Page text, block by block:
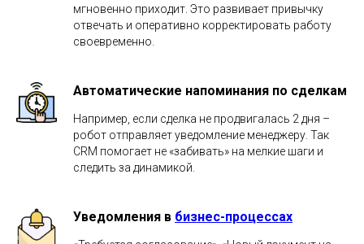
мгновенно приходит. Это развивает привычку
отвечать и оперативно корректировать работу
своевременно.
Автоматические напоминания по сделкам
Например, если сделка не продвигалась 2 дня –
робот отправляет уведомление менеджеру. Так
CRM помогает не «забивать» на мелкие шаги и
следить за динамикой.
Уведомления в бизнес-процессах